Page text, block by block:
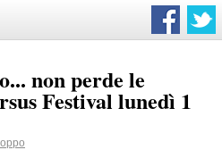
non perde le
Festival lunedì 1